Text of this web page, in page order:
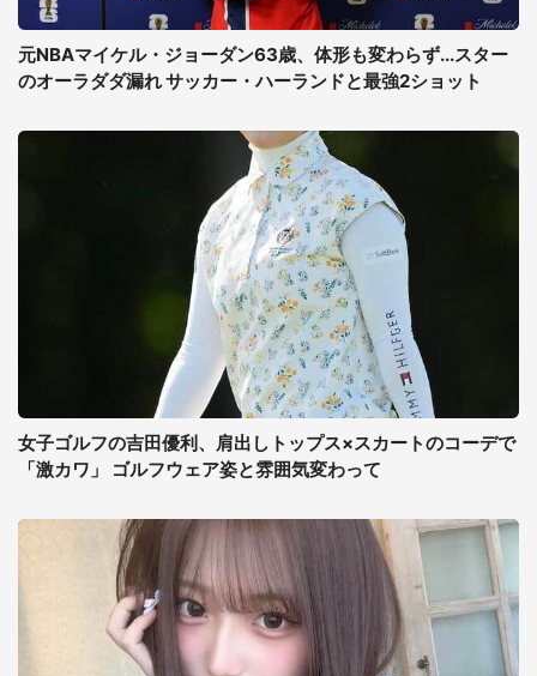
元NBAマイケル・ジョーダン63歳、体形も変わらず...スター
のオーラダダ漏れ サッカー・ハーランドと最強2ショット
女子ゴルフの吉田優利、肩出しトップス×スカートのコーデで
「激カワ」 ゴルフウェア姿と雰囲気変わって